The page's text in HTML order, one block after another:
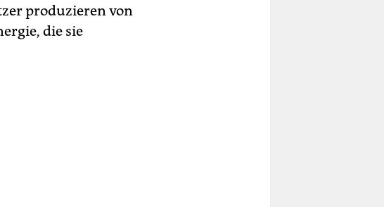
produzieren von
die sie